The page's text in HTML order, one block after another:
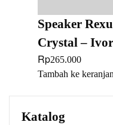
Speaker
Crystal –
Rp265.000
Tambah ke
Katalog